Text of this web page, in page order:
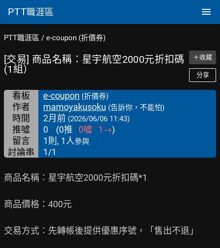
PTT職涯區
PTT職涯區 / e-coupon (折價券)
[交易] 商品名稱：星宇航空2000元折扣碼
(1組）
＋收藏
分享
看板 e-coupon (折價券)
作者 mamoyakusoku (告訴你，不能怕)
時間 2月前 (2026/06/06 11:43)
推噓 0 (0推 0噓 1 →)
留言
1則, 1人參與
討論串 1/1
商品名稱：星宇航空2000元折扣碼*1
商品價格：400元
交易方式：先轉帳後提供優惠序號，「售出不退」